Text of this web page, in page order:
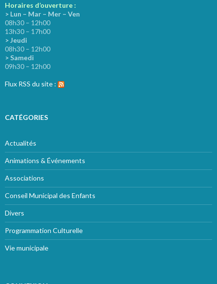
Horaires d’ouverture :
> Lun – Mar – Mer – Ven
08h30 – 12h00
13h30 – 17h00
> Jeudi
08h30 – 12h00
> Samedi
09h30 – 12h00
Flux RSS du site :
CATÉGORIES
Actualités
Animations & Événements
Associations
Conseil Municipal des Enfants
Divers
Programmation Culturelle
Vie municipale